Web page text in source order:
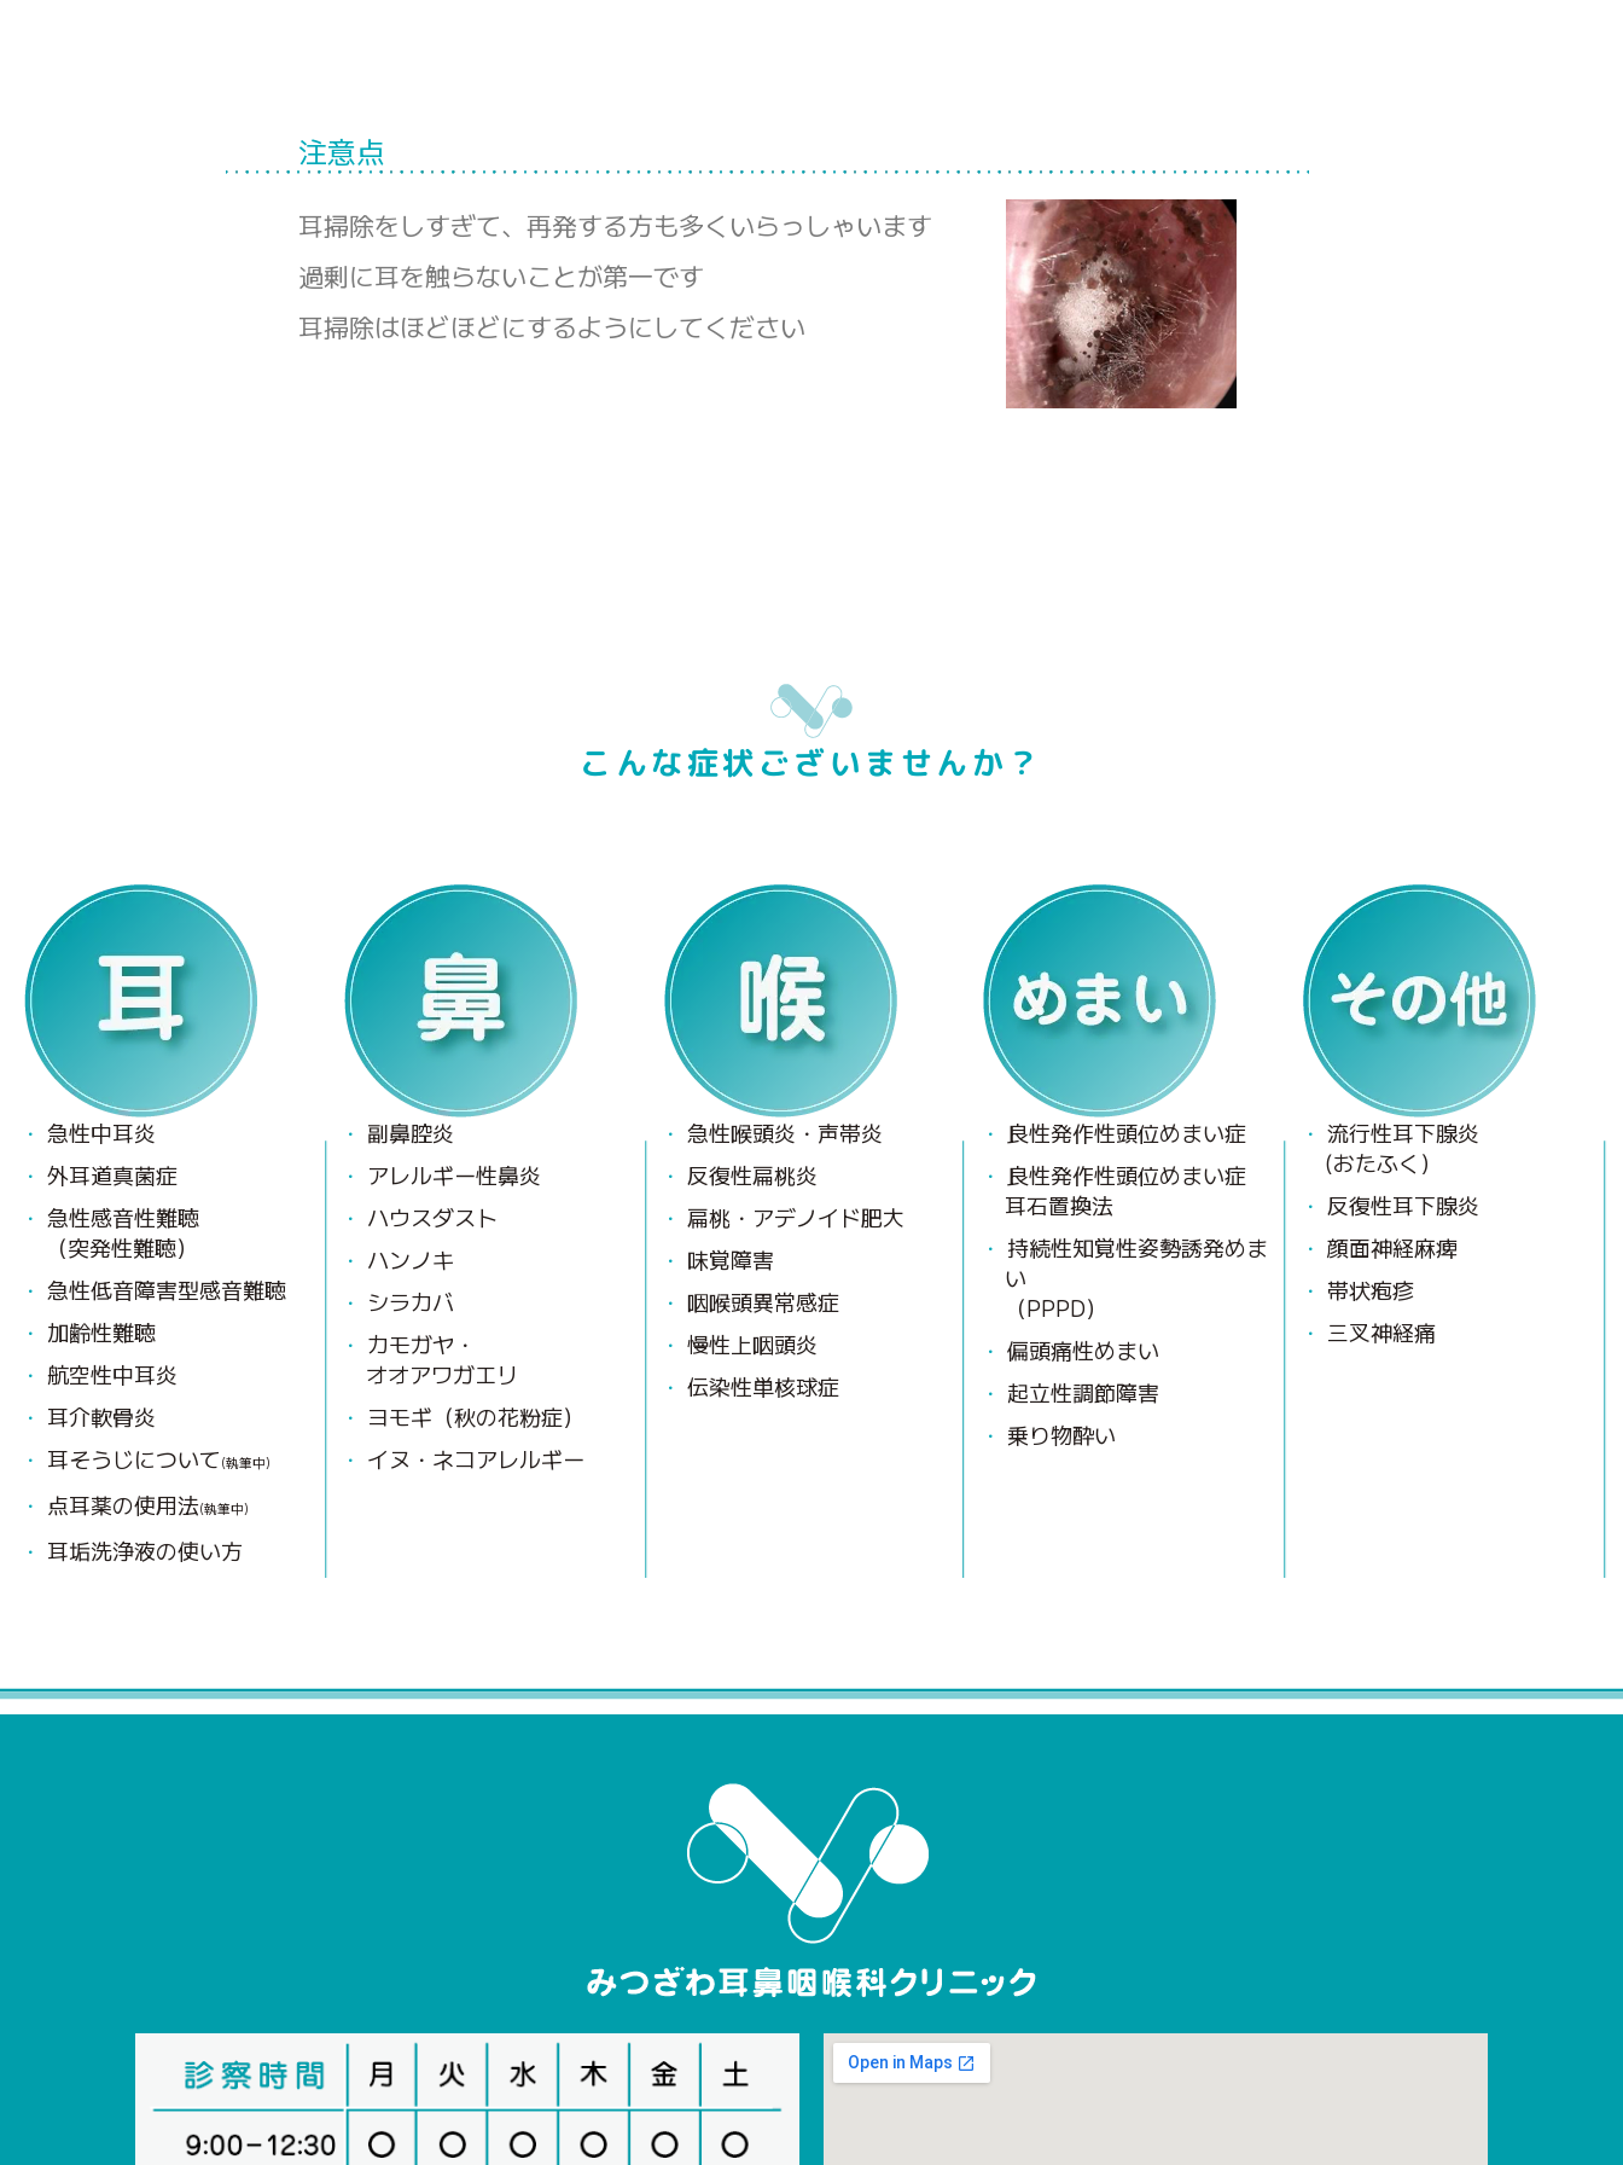
注意点
耳掃除をしすぎて、再発する方も多くいらっしゃいます
過剰に耳を触らないことが第一です
耳掃除はほどほどにするようにしてください
こんな症状ございませんか？
急性中耳炎
外耳道真菌症
急性感音性難聴
（突発性難聴）
急性低音障害型感音難聴
加齢性難聴
航空性中耳炎
耳介軟骨炎
耳そうじについて(執筆中)
点耳薬の使用法(執筆中)
耳垢洗浄液の使い方
副鼻腔炎
アレルギー性鼻炎
ハウスダスト
ハンノキ
シラカバ
カモガヤ・
オオアワガエリ
ヨモギ（秋の花粉症）
イヌ・ネコアレルギー
急性喉頭炎・声帯炎
反復性扁桃炎
扁桃・アデノイド肥大
味覚障害
咽喉頭異常感症
慢性上咽頭炎
伝染性単核球症
良性発作性頭位めまい症
良性発作性頭位めまい症
耳石置換法
持続性知覚性姿勢誘発めま
い
（PPPD）
偏頭痛性めまい
起立性調節障害
乗り物酔い
流行性耳下腺炎
(おたふく）
反復性耳下腺炎
顔面神経麻痺
帯状疱疹
三叉神経痛